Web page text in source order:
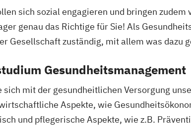
sich sozial engagieren und bringen
genau das Richtige für Sie! Als
Gesellschaft zuständig, mit allem was dazu
Gesundheitsmanagement
sich mit der gesundheitlichen Versorgung
Aspekte, wie
und pflegerische Aspekte, wie z.B.